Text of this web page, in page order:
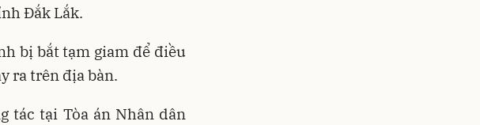
Đắk Lắk.
bị bắt tạm giam để điều
ra trên địa bàn.
tác tại Tòa án Nhân dân